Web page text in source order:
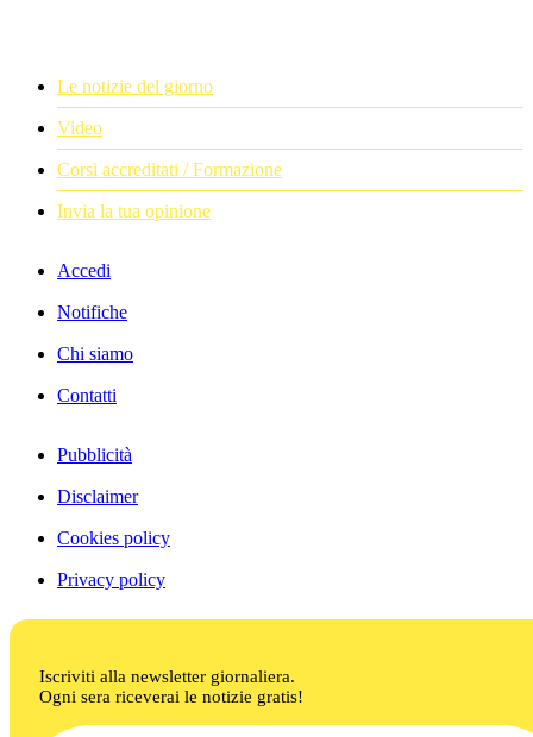
Le notizie del giorno
Video
Corsi accreditati / Formazione
Invia la tua opinione
Accedi
Notifiche
Chi siamo
Contatti
Pubblicità
Disclaimer
Cookies policy
Privacy policy
Iscriviti alla newsletter giornaliera.
Ogni sera riceverai le notizie gratis!